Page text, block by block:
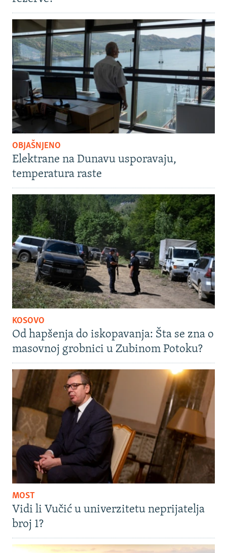
OBJAŠNJENO
Elektrane na Dunavu usporavaju,
temperatura raste
KOSOVO
Od hapšenja do iskopavanja: Šta se zna o
masovnoj grobnici u Zubinom Potoku?
MOST
Vidi li Vučić u univerzitetu neprijatelja
broj 1?